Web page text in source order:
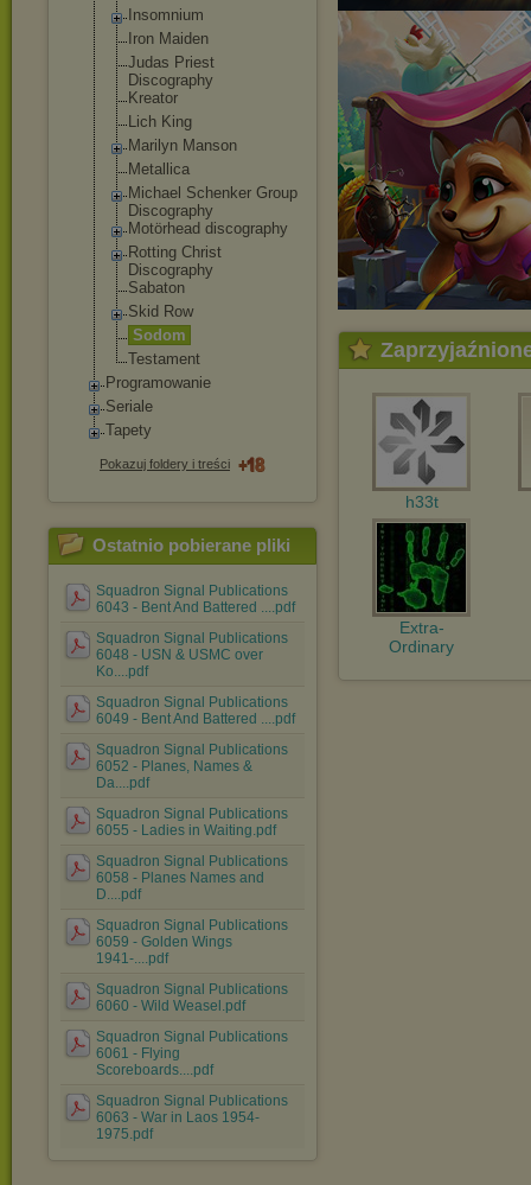
Insomnium
Iron Maiden
Judas Priest
Discography
Kreator
Lich King
Marilyn Manson
Metallica
Michael Schenker Group
Discography
Motörhead discography
Rotting Christ
Discography
Sabaton
Skid Row
Sodom
Testament
Programowanie
Seriale
Tapety
Pokazuj foldery i treści
Ostatnio pobierane pliki
Squadron Signal Publications
6043 - Bent And Battered ....pdf
Squadron Signal Publications
6048 - USN & USMC over
Ko....pdf
Squadron Signal Publications
6049 - Bent And Battered ....pdf
Squadron Signal Publications
6052 - Planes, Names &
Da....pdf
Squadron Signal Publications
6055 - Ladies in Waiting.pdf
Squadron Signal Publications
6058 - Planes Names and
D....pdf
Squadron Signal Publications
6059 - Golden Wings
1941-....pdf
Squadron Signal Publications
6060 - Wild Weasel.pdf
Squadron Signal Publications
6061 - Flying
Scoreboards....pdf
Squadron Signal Publications
6063 - War in Laos 1954-
1975.pdf
h33t
Extra-
Ordinary